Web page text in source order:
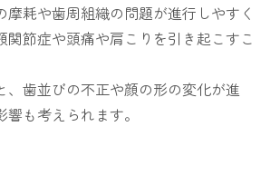
摩耗や歯周組織の問題が進行しやすく
関節症や頭痛や肩こりを引き起こすこ
、歯並びの不正や顔の形の変化が進
も考えられます。